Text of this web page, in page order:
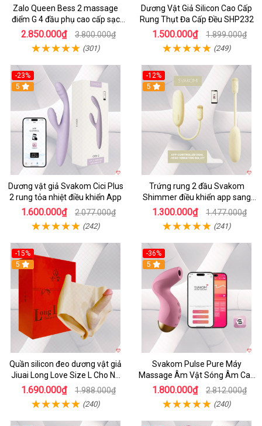
Zalo Queen Bess 2 massage
điểm G 4 đầu phụ cao cấp sạc
tiện lợi
2.850.000₫ 3.800.000₫
(301)
Dương Vật Giả Silicon Cao Cấp
Rung Thụt Đa Cấp Đều SHP232
1.500.000₫ 1.899.000₫
(249)
-23%
5
Dương vật giả Svakom Cici Plus
2 rung tỏa nhiệt điều khiển App
1.600.000₫ 2.077.000₫
(242)
-12%
5
Trứng rung 2 đầu Svakom
Shimmer điều khiển app sang
trọng chất lượng
1.300.000₫ 1.477.000₫
(241)
-15%
5
Quần silicon đeo dương vật giả
Jiuai Long Love Size L Cho Nữ
Đồng Tính
1.690.000₫ 1.988.000₫
(240)
-36%
5
Svakom Pulse Pure Máy
Massage Âm Vật Sóng Âm Cao
Cấp Điều Khiển App Đỉnh
1.800.000₫ 2.812.000₫
(240)